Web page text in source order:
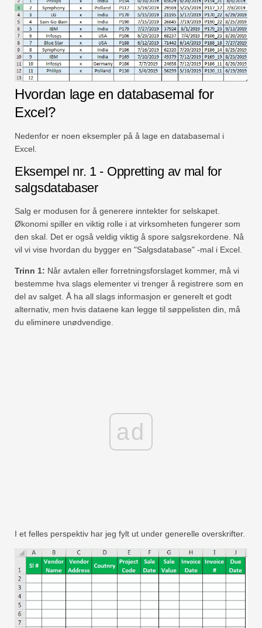
Hvordan lage en databasemal for
Excel?
Nedenfor er noen eksempler på å lage en databasemal i
Excel.
Eksempel nr. 1 - Oppretting av mal for
salgsdatabaser
Salg er modusen for å generere inntekter for selskapet.
Økonomi spiller en viktig rolle i at virksomheten fungerer som
den skal. Det er også veldig viktig å spore salgsrekordene. Nå
vil vi vise hvordan du bygger en "Salgsdatabase" -mal i Excel.
Trinn 1: Når avtalen eller forretningsforslaget kommer, må vi
bestemme hva slags elementer vi trenger å registrere som en
del av salget. Å ha all slags informasjon er generelt et godt
alternativ, men hvis dataene kan legge til søppelisten din, må
du eliminere unødvendige.
ad
I et felles perspektiv har jeg fylt ut under generelle overskrifter.